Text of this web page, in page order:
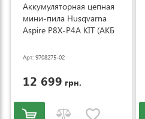
Аккумуляторная цепная
мини-пила Husqvarna
Aspire P8X-P4A KIT (АКБ
Арт: 9708275-02
12 699 грн.